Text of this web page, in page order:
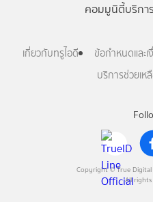
Copyright © True
All
คอมมูนิตี้บริกา
เกี่ยวกับทรูไอดี ข้อกำหนดและเ
บริการช่วยเห